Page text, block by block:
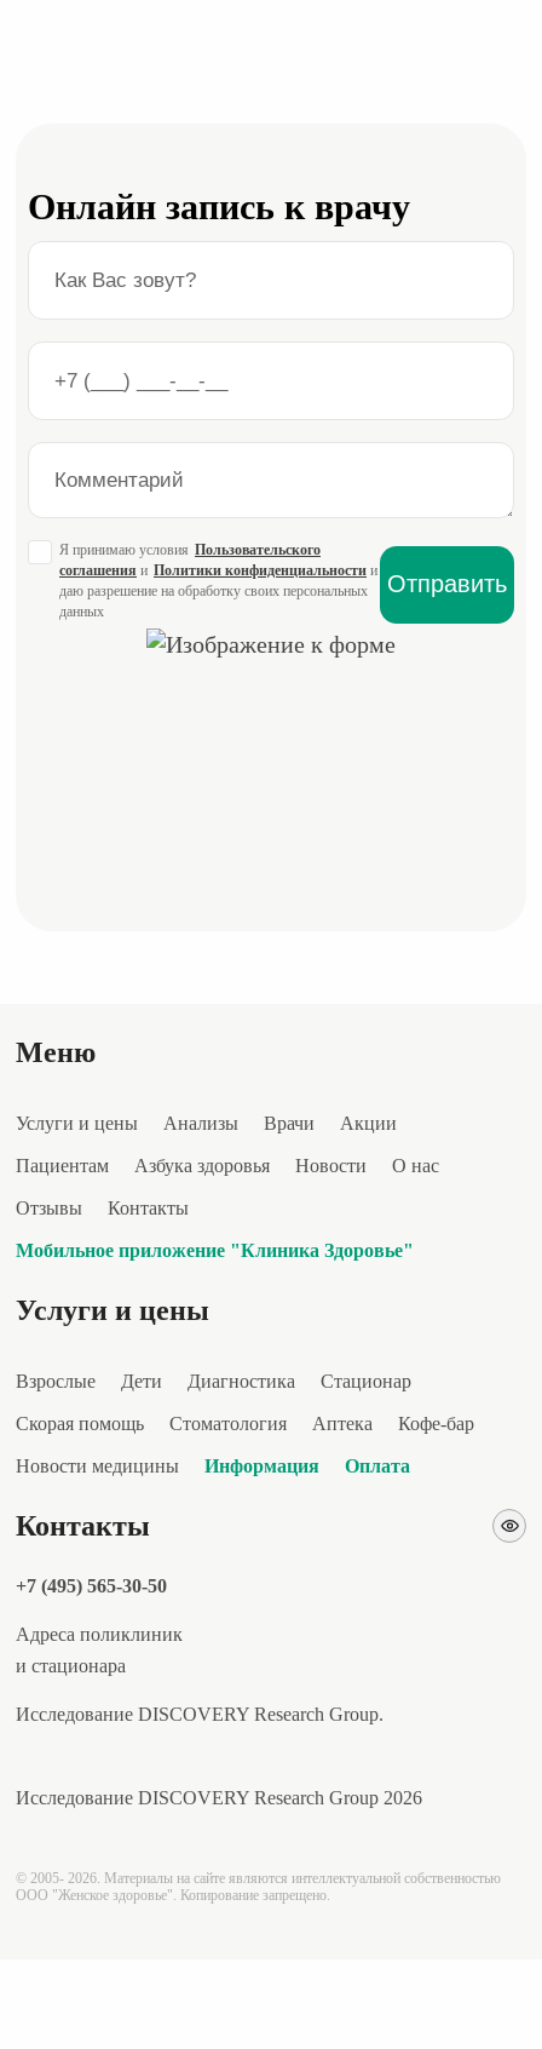
Онлайн запись к врачу
Я принимаю условия Пользовательского
соглашения и Политики конфиденциальности и
даю разрешение на обработку своих персональных
данных
Меню
Услуги и цены Анализы Врачи Акции
Пациентам Азбука здоровья Новости О нас
Отзывы Контакты
Мобильное приложение "Клиника Здоровье"
Услуги и цены
Взрослые Дети Диагностика Стационар
Скорая помощь Стоматология Аптека Кофе-бар
Новости медицины Информация Оплата
Контакты
+7 (495) 565-30-50
Адреса поликлиник
и стационара
Исследование DISCOVERY Research Group.
Исследование DISCOVERY Research Group 2026
© 2005- 2026. Материалы на сайте являются интеллектуальной собственностью
ООО "Женское здоровье". Копирование запрещено.